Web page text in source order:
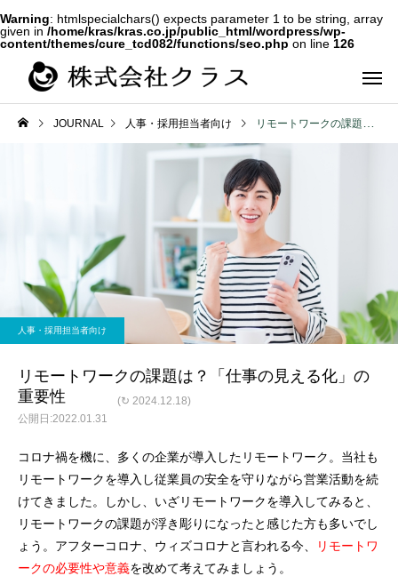
Warning: htmlspecialchars() expects parameter 1 to be string, array
given in /home/kras/kras.co.jp/public_html/wordpress/wp-
content/themes/cure_tcd082/functions/seo.php on line 126
第二新卒・メ
ラス
JOURNAL 人事・採用担当者向け リモートワークの課題は？「仕事の見える化」の重要性
人事・採用担当者向け
リモートワークの課題は？「仕事の見える化」の
重要性
2022.01.31
(↻ 2024.12.18)
コロナ禍を機に、多くの企業が導入したリモートワーク。当社も
リモートワークを導入し従業員の安全を守りながら営業活動を続
けてきました。しかし、いざリモートワークを導入してみると、
リモートワークの課題が浮き彫りになったと感じた方も多いでし
ょう。アフターコロナ、ウィズコロナと言われる今、
リモートワ
ークの必要性や意義を改めて考えてみましょう。